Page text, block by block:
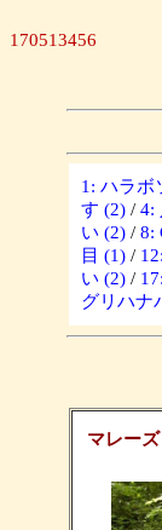
170513456
1: ハラボ
す (2) / 4:
い (2) / 8:
目 (1) /
い (2) /
グリハナ
マレー